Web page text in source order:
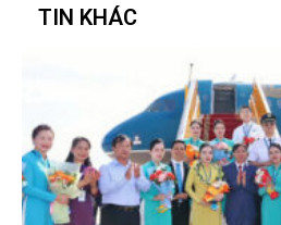
TIN KHÁC